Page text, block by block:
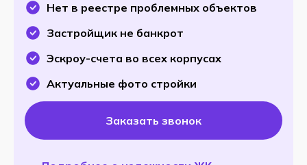
Нет в реестре проблемных объектов
Застройщик не банкрот
Эскроу-счета во всех корпусах
Актуальные фото стройки
Заказать звонок